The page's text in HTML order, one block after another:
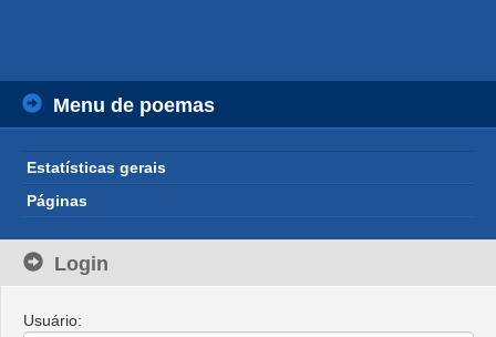
Menu de poemas
Estatísticas gerais
Páginas
Login
Usuário: